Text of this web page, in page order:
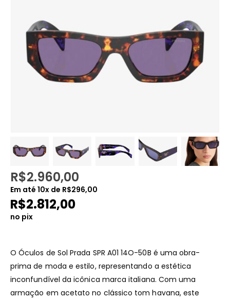
R$2.960,00
Em até 10x de R$296,00
R$2.812,00
no pix
O Óculos de Sol Prada SPR A01 14O-50B é uma obra-
prima de moda e estilo, representando a estética
inconfundível da icônica marca italiana. Com uma
armação em acetato no clássico tom havana, este